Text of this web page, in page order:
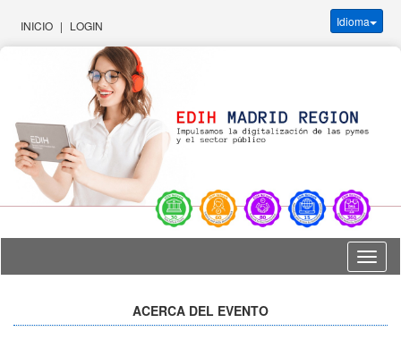
INICIO | LOGIN Idioma
Idioma
ACERCA DEL EVENTO